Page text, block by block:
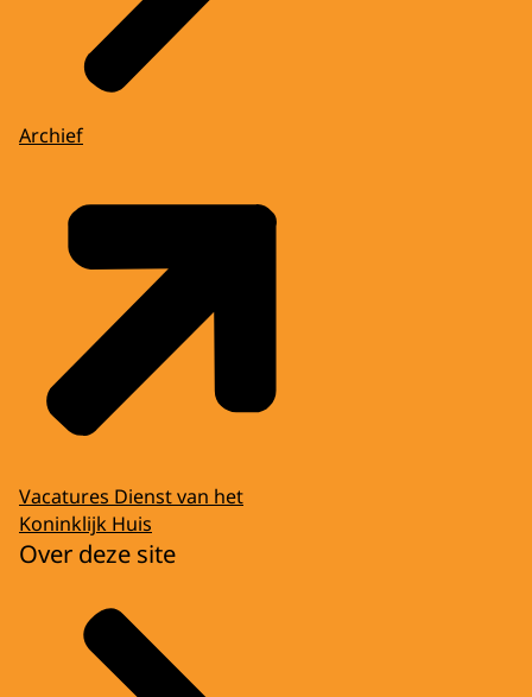
Archief
Vacatures Dienst van het
Koninklijk Huis
Over deze site